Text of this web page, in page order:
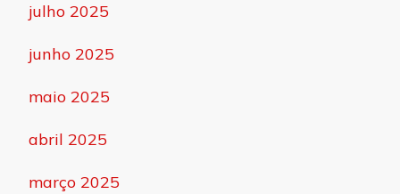
julho 2025
junho 2025
maio 2025
abril 2025
março 2025